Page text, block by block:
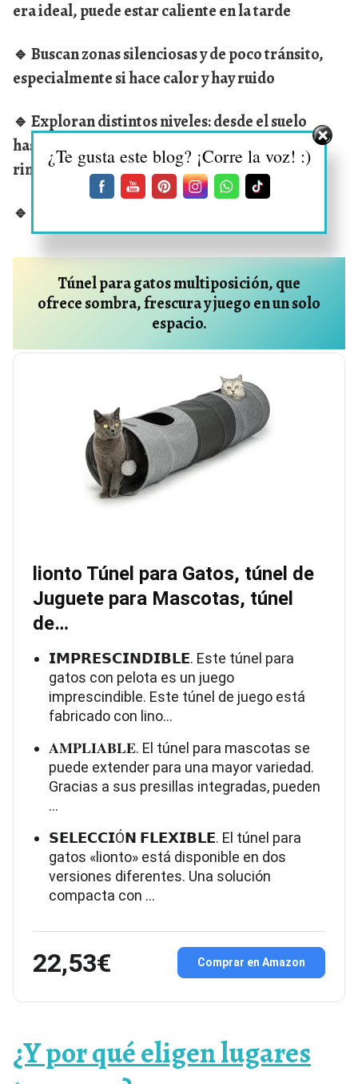
era ideal, puede estar caliente en la tarde
🔹 Buscan zonas silenciosas y de poco tránsito,
especialmente si hace calor y hay ruido
🔹 Exploran distintos niveles: desde el suelo
hasta una repisa alta, según cómo se sienta ese
rincón
🔹 Nuestra Recomendación:
Túnel para gatos multiposición, que
ofrece sombra, frescura y juego en un solo
espacio.
lionto Túnel para Gatos, túnel de
Juguete para Mascotas, túnel
de…
𝗜𝗠𝗣𝗥𝗘𝗦𝗖𝗜𝗡𝗗𝗜𝗕𝗟𝗘. Este túnel para
gatos con pelota es un juego
imprescindible. Este túnel de juego está
fabricado con lino…
𝐀𝐌𝐏𝐋𝐈𝐀𝐁𝐋𝐄. El túnel para mascotas se
puede extender para una mayor variedad.
Gracias a sus presillas integradas, pueden
…
𝗦𝗘𝗟𝗘𝗖𝗖𝗜Ó𝗡 𝗙𝗟𝗘𝗫𝗜𝗕𝗟𝗘. El túnel para
gatos «lionto» está disponible en dos
versiones diferentes. Una solución
compacta con …
22,53€ Comprar en Amazon
¿Y por qué eligen lugares
¿Te gusta este blog? ¡Corre la voz! :)